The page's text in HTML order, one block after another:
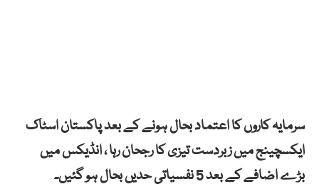
سرمایہ کاروں کا اعتماد بحال ہونے کے بعد پاکستان اسٹاک
ایکسچینج میں زبردست تیزی کا رجحان رہا ، انڈیکس میں
بڑے اضافے کے بعد 5 نفسیاتی حدیں بحال ہو گئیں۔